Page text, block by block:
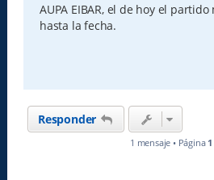
AUPA EIBAR, el de hoy el
hasta la fecha.
Responder
1 mensaje • Página 1